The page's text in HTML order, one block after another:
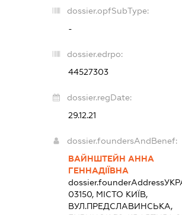
dossier.opfSubType:
-
dossier.edrpo:
44527303
dossier.regDate:
29.12.21
dossier.foundersAndBenef:
ВАЙНШТЕЙН АННА
ГЕННАДІЇВНА
dossier.founderAddress
03150, МІСТО КИЇВ,
ВУЛ.ПРЕДСЛАВИНСЬКА,